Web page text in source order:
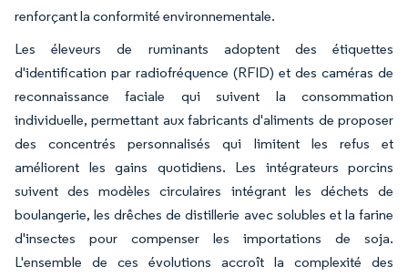
renforçant la conformité environnementale.
Les éleveurs de ruminants adoptent des étiquettes
d'identification par radiofréquence (RFID) et des caméras de
reconnaissance faciale qui suivent la consommation
individuelle, permettant aux fabricants d'aliments de proposer
des concentrés personnalisés qui limitent les refus et
améliorent les gains quotidiens. Les intégrateurs porcins
suivent des modèles circulaires intégrant les déchets de
boulangerie, les drêches de distillerie avec solubles et la farine
d'insectes pour compenser les importations de soja.
L'ensemble de ces évolutions accroît la complexité des